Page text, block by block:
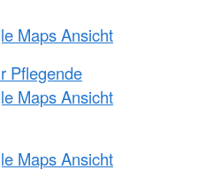
Maps Ansicht
Pflegende
Maps Ansicht
Maps Ansicht